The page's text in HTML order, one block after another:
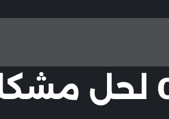
شركة عزل خزانات مكة المكرمة